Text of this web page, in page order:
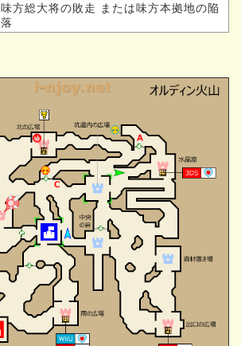
味方総大将の敗走 または味方本拠地の陥
落